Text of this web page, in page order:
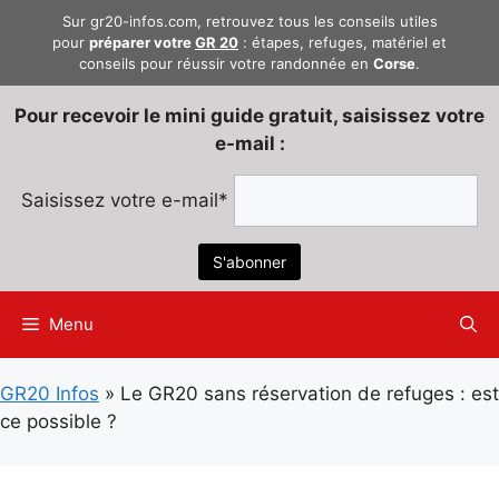
Sur gr20-infos.com, retrouvez tous les conseils utiles
pour préparer votreGR 20 : étapes, refuges, matériel et
conseils pour réussir votre randonnée en Corse.
Pour recevoir le mini guide gratuit, saisissez votre
e-mail :
Saisissez votre e-mail*
Menu
GR20 Infos » Le GR20 sans réservation de refuges : est
ce possible ?